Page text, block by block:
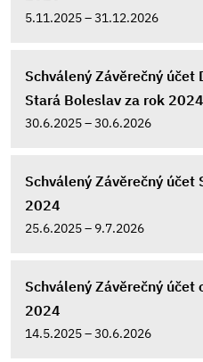
5.11.2025 – 31.12.2026
Schválený Závěrečný účet
Stará Boleslav za rok 2024
30.6.2025 – 30.6.2026
Schválený Závěrečný účet
2024
25.6.2025 – 9.7.2026
Schválený Závěrečný účet
2024
14.5.2025 – 30.6.2026